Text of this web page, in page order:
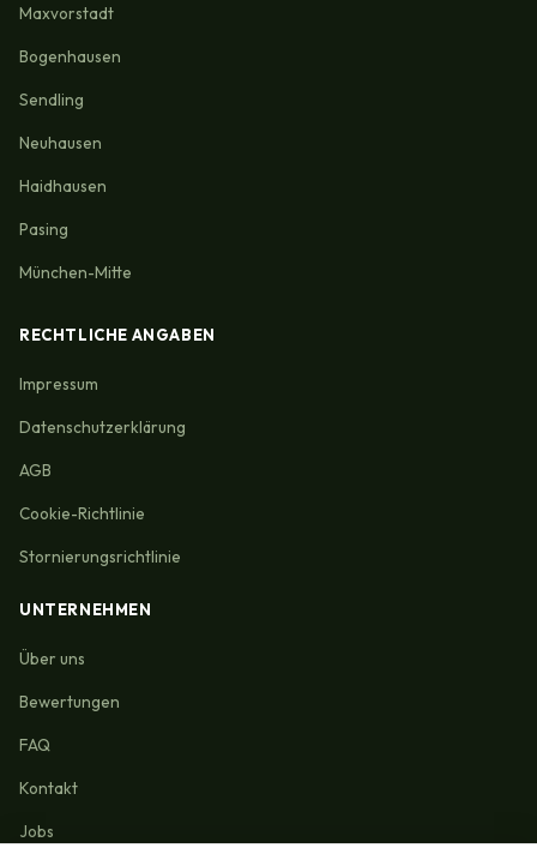
Maxvorstadt
Bogenhausen
Sendling
Neuhausen
Haidhausen
Pasing
München-Mitte
RECHTLICHE ANGABEN
Impressum
Datenschutzerklärung
AGB
Cookie-Richtlinie
Stornierungsrichtlinie
UNTERNEHMEN
Über uns
Bewertungen
FAQ
Kontakt
Jobs